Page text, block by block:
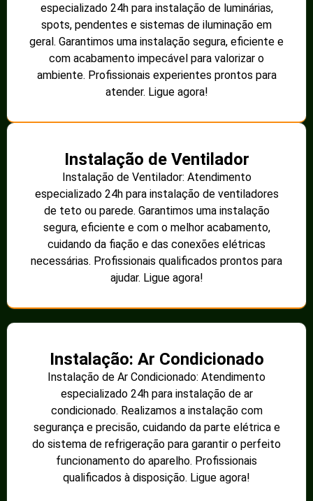
especializado 24h para instalação de luminárias,
spots, pendentes e sistemas de iluminação em
geral. Garantimos uma instalação segura, eficiente e
com acabamento impecável para valorizar o
ambiente. Profissionais experientes prontos para
atender. Ligue agora!
Instalação de Ventilador
Instalação de Ventilador: Atendimento
especializado 24h para instalação de ventiladores
de teto ou parede. Garantimos uma instalação
segura, eficiente e com o melhor acabamento,
cuidando da fiação e das conexões elétricas
necessárias. Profissionais qualificados prontos para
ajudar. Ligue agora!
Instalação: Ar Condicionado
Instalação de Ar Condicionado: Atendimento
especializado 24h para instalação de ar
condicionado. Realizamos a instalação com
segurança e precisão, cuidando da parte elétrica e
do sistema de refrigeração para garantir o perfeito
funcionamento do aparelho. Profissionais
qualificados à disposição. Ligue agora!